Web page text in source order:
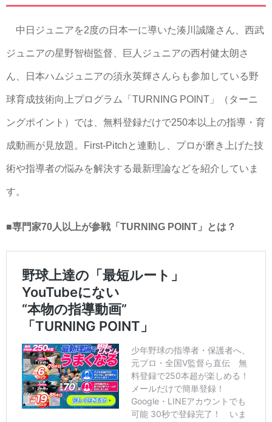
中日ジュニアを2度の日本一に導いた湊川誠隆さん、西武
ジュニアの星野智樹監督、巨人ジュニアの西村健太朗さ
ん、日本ハムジュニアの須永英輝さんらも参加している野
球育成技術向上プログラム「TURNING POINT」（ターニ
ングポイント）では、無料登録だけで250本以上の指導・育
成動画が見放題。First-Pitchと連動し、プロが磨き上げた技
術や指導者の悩みを解決する最新理論などを紹介していま
す。
■専門家70人以上が参戦「TURNING POINT」とは？